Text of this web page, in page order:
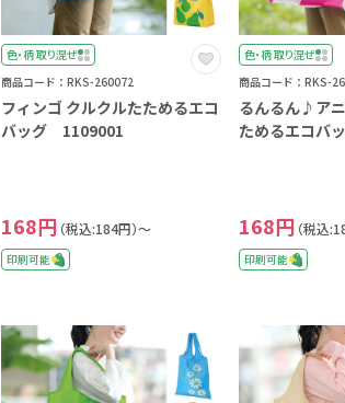
21
22
23
24
25
28
色・柄 取り混ぜ
商品コード：RKS-260072
フィンゴ クルクルたためるエコ
バッグ 1109001
168円 （税込:184円）～
印刷可能
色・柄 取り混ぜ
商品コード：RKS-
るんるん♪ア
ためるエコバ
168円 （税込
印刷可能